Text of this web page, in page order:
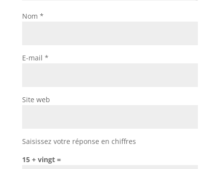
Nom *
E-mail *
Site web
Saisissez votre réponse en chiffres
15 + vingt =